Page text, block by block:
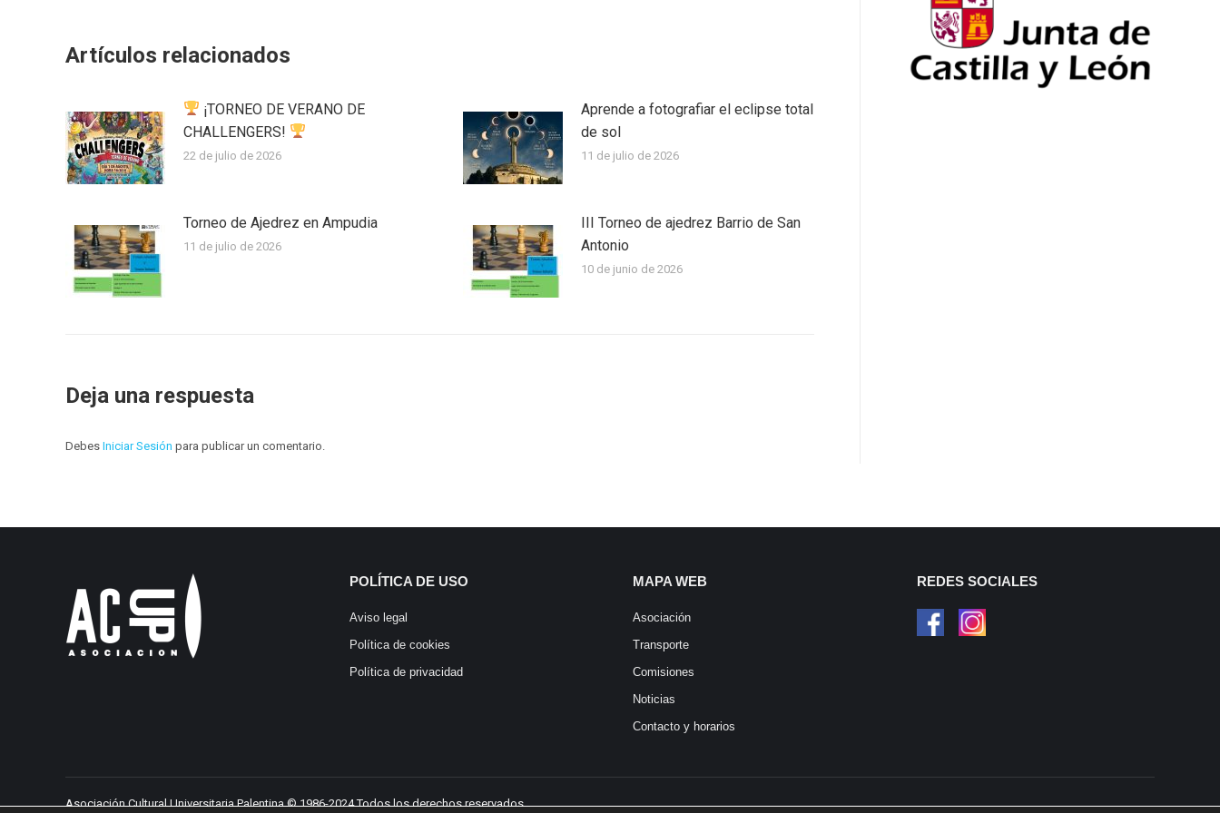
Artículos relacionados
¡TORNEO DE VERANO DE
CHALLENGERS!
22 de julio de 2026
Aprende a fotografiar el eclipse total
de sol
11 de julio de 2026
Torneo de Ajedrez en Ampudia
11 de julio de 2026
III Torneo de ajedrez Barrio de San
Antonio
10 de junio de 2026
Deja una respuesta
Debes Iniciar Sesión para publicar un comentario.
POLÍTICA DE USO
Aviso legal
Política de cookies
Política de privacidad
MAPA WEB
Asociación
Transporte
Comisiones
Noticias
Contacto y horarios
REDES SOCIALES
Asociación Cultural Universitaria Palentina © 1986-2024 Todos los derechos reservados.